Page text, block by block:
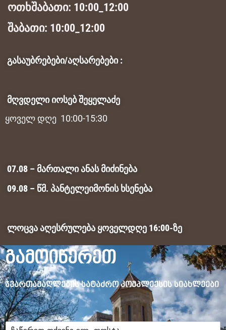
ოთხშაბათი: 10:00_12:00
შაბათი: 10:00_12:00
გასაუბრებები/აღსარებები :
მღვდელი იოსებ შეყელაძე
ყოველ დღე 10:00-15:30
07.08 – მართალი ანას მიძინება
09.08 – წმ. პანტელეიმონის ხსენება
ლოცვა აღესრულება ყოველდღე 16:00-ზე
გამოიწერეთ
ჯვართამაღლების სატაძრო კომპლექსის სიახლეები
ე